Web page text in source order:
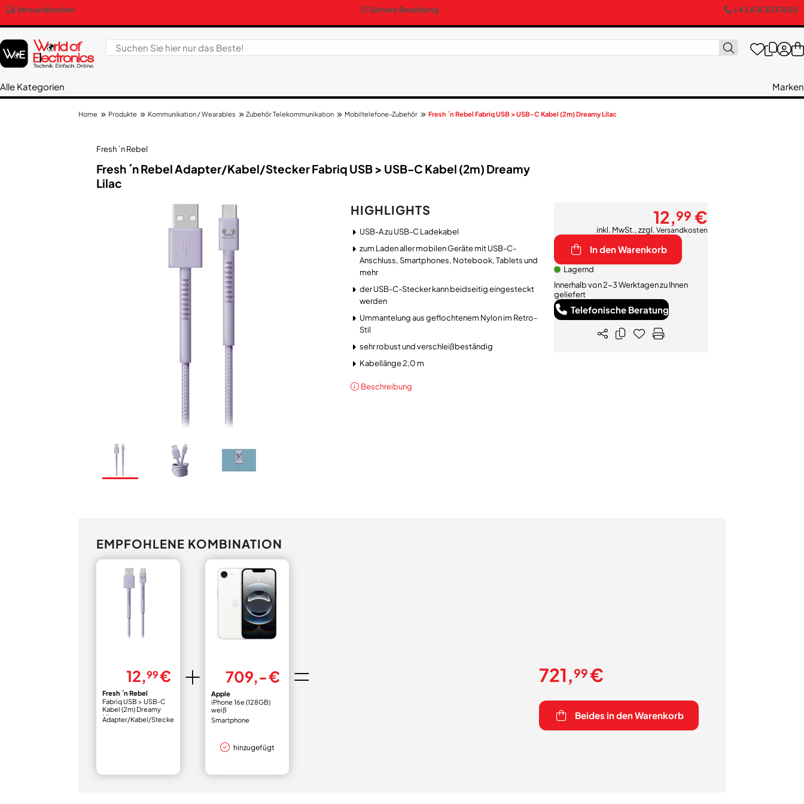
Versandkosten Sichere Bezahlung +43 676 3037600
Alle Kategorien Marken
Home Produkte Kommunikation / Wearables Zubehör Telekommunikation Mobiltelefone-Zubehör Fresh ´n Rebel Fabriq USB > USB-C Kabel (2m) Dreamy Lilac
Fresh ´n Rebel
Fresh ´n Rebel Adapter/​Kabel/​Stecker Fabriq USB > USB-C Kabel (2m) Dreamy
Lilac
HIGHLIGHTS
USB-A zu USB-C Ladekabel
zum Laden aller mobilen Geräte mit USB-C-
Anschluss, Smartphones, Notebook, Tablets und
mehr
der USB-C-Stecker kann beidseitig eingesteckt
werden
Ummantelung aus geflochtenem Nylon im Retro-
Stil
sehr robust und verschleißbeständig
Kabellänge 2,0 m
Beschreibung
12,99 €
inkl. MwSt., zzgl. Versandkosten
In den Warenkorb
Lagernd
Innerhalb von 2-3 Werktagen zu Ihnen
geliefert
Telefonische Beratung
EMPFOHLENE KOMBINATION
12,99€
Fresh ´n Rebel
Fabriq USB > USB-C
Kabel (2m) Dreamy
Lilac
Adapter/Kabel/Stecker
709,- €
Apple
iPhone 16e (128GB)
weiß
Smartphone
hinzugefügt
721,99€
Beides in den Warenkorb